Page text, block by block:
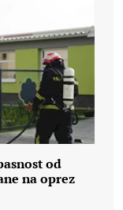
od
na oprez